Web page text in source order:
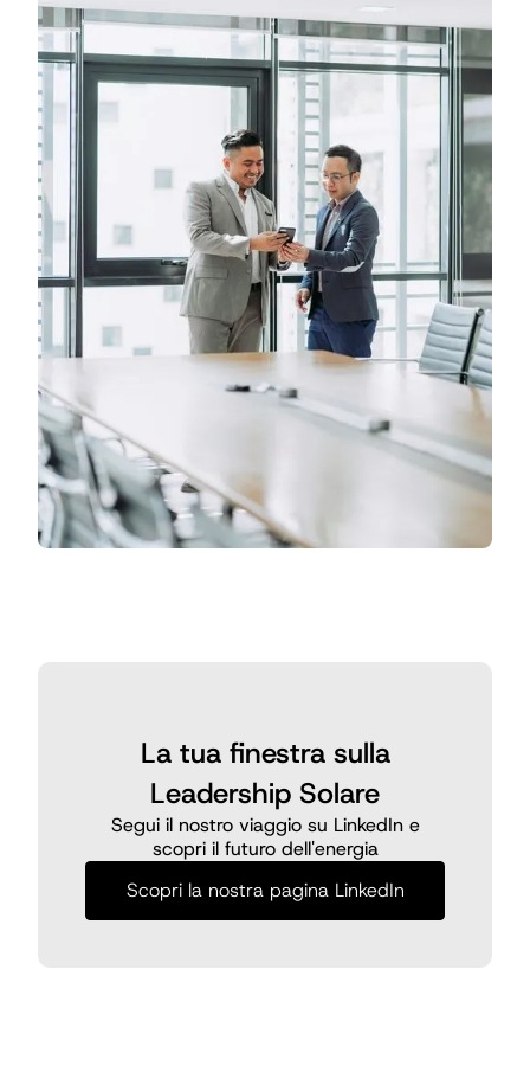
La tua finestra sulla
Leadership Solare
Segui il nostro viaggio su LinkedIn e
scopri il futuro dell'energia
Scopri la nostra pagina LinkedIn